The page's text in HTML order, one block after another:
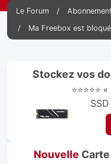
Le Forum
Ma Freebox est
Stockez vos
⭐⭐⭐⭐⭐ «
Nouvelle